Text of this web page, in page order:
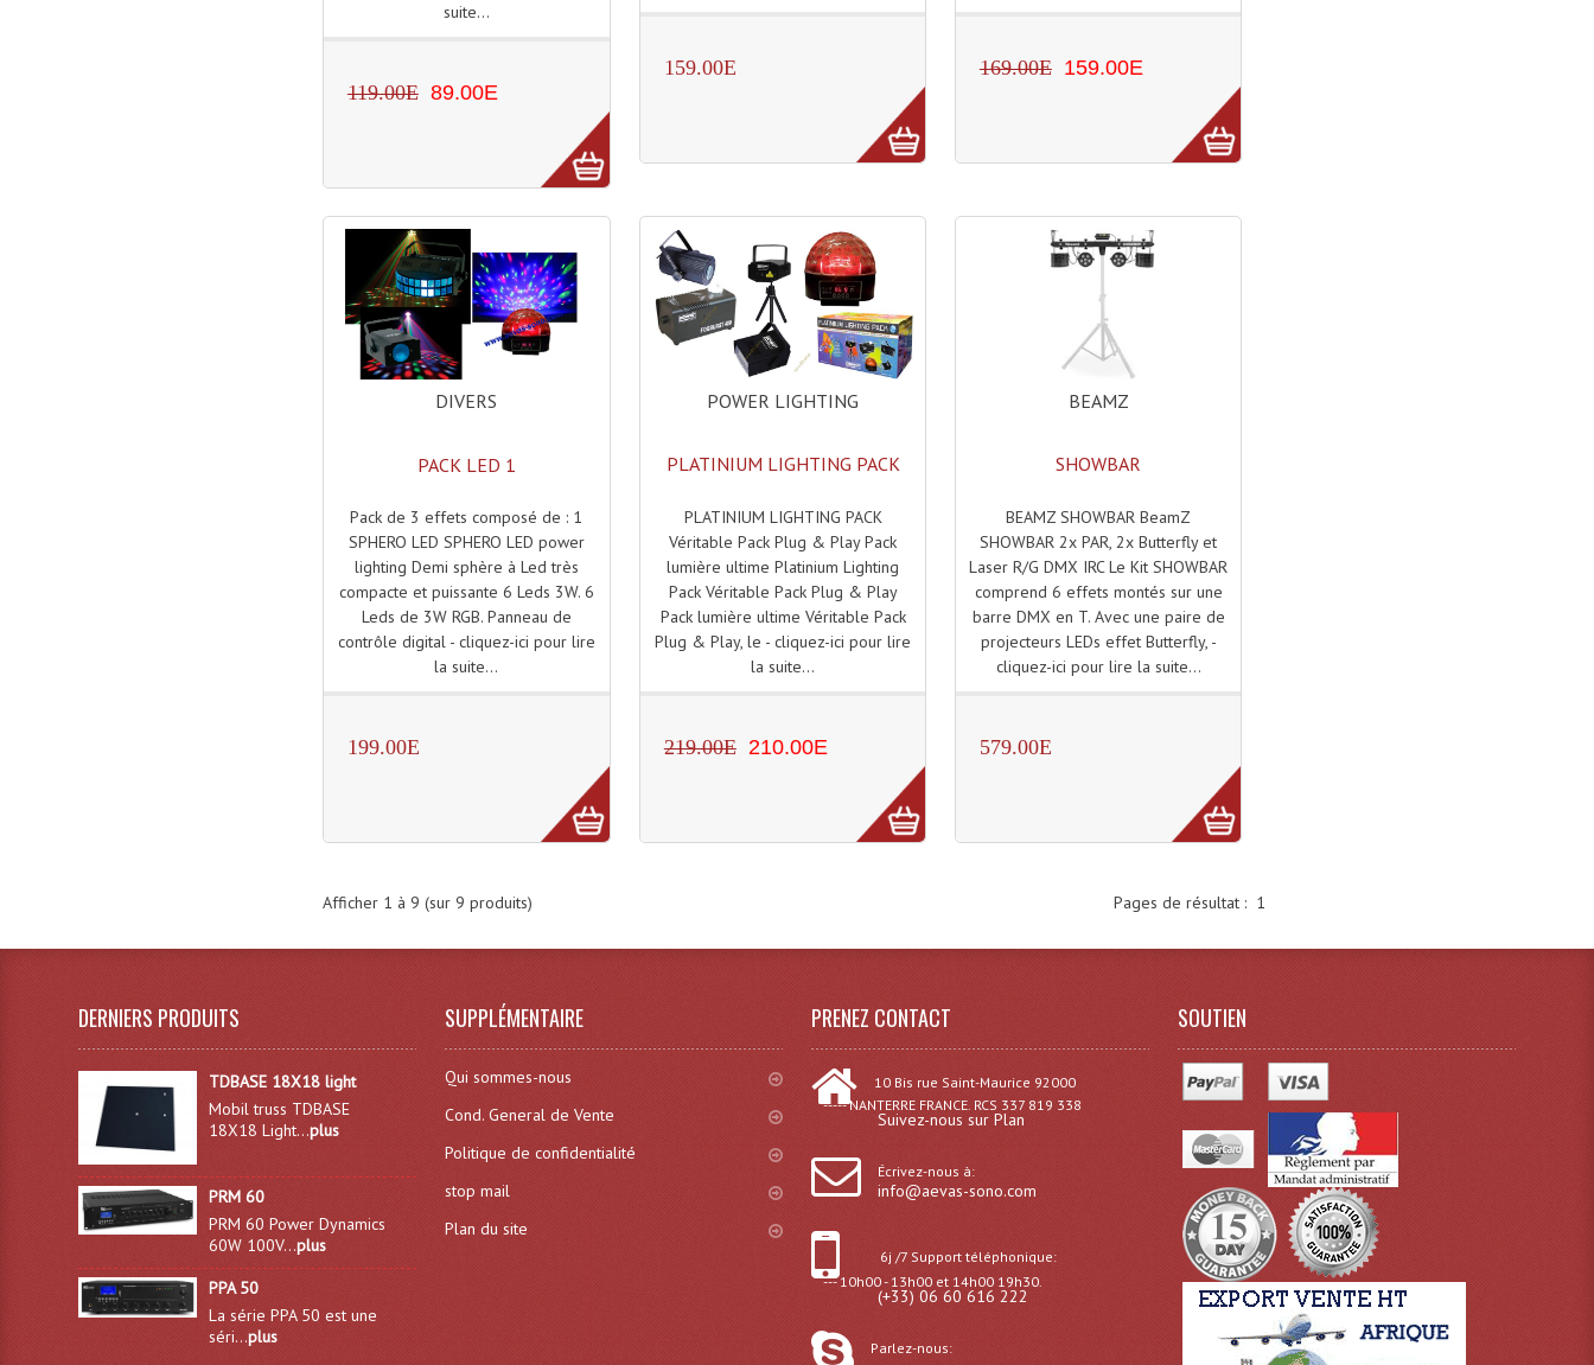
suite...
119.00E 89.00E
159.00E 169.00E 159.00E
DIVERS
PACK LED 1
Pack de 3 effets composé de : 1
SPHERO LED SPHERO LED power
lighting Demi sphère à Led très
compacte et puissante 6 Leds 3W. 6
Leds de 3W RGB. Panneau de
contrôle digital - cliquez-ici pour lire
la suite...
199.00E
POWER LIGHTING
PLATINIUM LIGHTING PACK
PLATINIUM LIGHTING PACK
Véritable Pack Plug & Play Pack
lumière ultime Platinium Lighting
Pack Véritable Pack Plug & Play
Pack lumière ultime Véritable Pack
Plug & Play, le - cliquez-ici pour lire
la suite...
219.00E 210.00E
BEAMZ
SHOWBAR
BEAMZ SHOWBAR BeamZ
SHOWBAR 2x PAR, 2x Butterfly et
Laser R/G DMX IRC Le Kit SHOWBAR
comprend 6 effets montés sur une
barre DMX en T. Avec une paire de
projecteurs LEDs effet Butterfly, -
cliquez-ici pour lire la suite...
579.00E
Pages de résultat : 1
Afficher 1 à 9 (sur 9 produits)
DERNIERS PRODUITS
TDBASE 18X18 light
Mobil truss TDBASE
18X18 Light...plus
PRM 60
PRM 60 Power Dynamics
60W 100V...plus
PPA 50
La série PPA 50 est une
séri...plus
SUPPLÉMENTAIRE
Qui sommes-nous
Cond. General de Vente
Politique de confidentialité
stop mail
Plan du site
PRENEZ CONTACT
10 Bis rue Saint-Maurice 92000
----- NANTERRE FRANCE. RCS 337 819 338
Suivez-nous sur Plan
Écrivez-nous à:
info@aevas-sono.com
6j /7 Support téléphonique:
--- 10h00 - 13h00 et 14h00 19h30.
(+33) 06 60 616 222
Parlez-nous:
SOUTIEN